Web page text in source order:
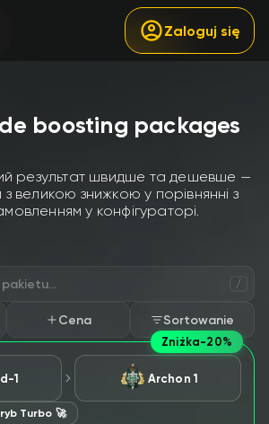
Zaloguj się
boosting packages
результат швидше та дешевше —
з великою знижкою у порівнянні з
у конфігураторі.
/
Cena Sortowanie
Zniżka-20%
1 Archon 1
Turbo 🚀